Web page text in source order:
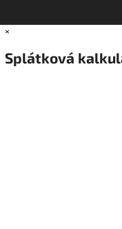
×
Splátková